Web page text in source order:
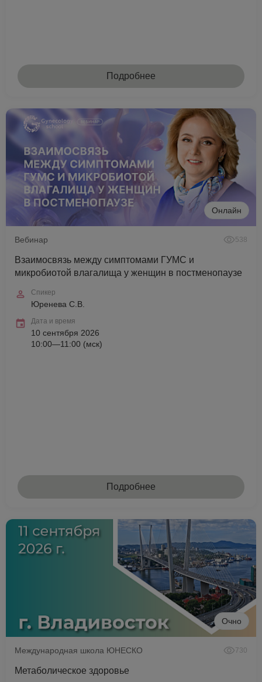
Подробнее
Онлайн
Вебинар 538
Взаимосвязь между симптомами ГУМС и
микробиотой влагалища у женщин в постменопаузе
Спикер
Юренева С.В.
Дата и время
10 сентября 2026
10:00—11:00 (мск)
Подробнее
Очно
Международная школа ЮНЕСКО 730
Метаболическое здоровье